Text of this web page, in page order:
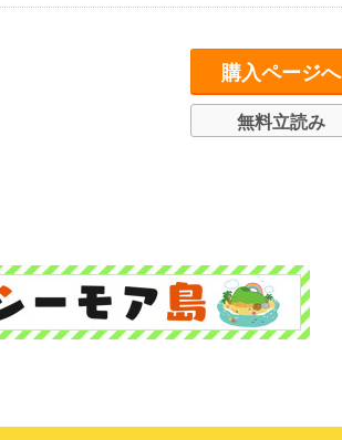
購入ページへ
無料立読み